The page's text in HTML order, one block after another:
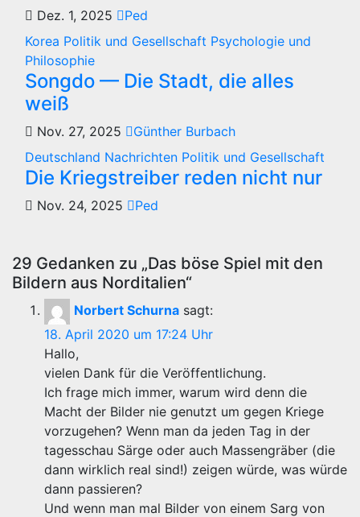
Dez. 1, 2025
Ped
Korea Politik und Gesellschaft Psychologie und
Philosophie
Songdo — Die Stadt, die alles
weiß
Nov. 27, 2025
Günther Burbach
Deutschland Nachrichten Politik und Gesellschaft
Die Kriegstreiber reden nicht nur
Nov. 24, 2025 Ped
29 Gedanken zu „Das böse Spiel mit den
Bildern aus Norditalien“
Norbert Schurna sagt:
18. April 2020 um 17:24 Uhr
Hallo,
vielen Dank für die Veröffentlichung.
Ich frage mich immer, warum wird denn die
Macht der Bilder nie genutzt um gegen Kriege
vorzugehen? Wenn man da jeden Tag in der
tagesschau Särge oder auch Massengräber (die
dann wirklich real sind!) zeigen würde, was würde
dann passieren?
Und wenn man mal Bilder von einem Sarg von